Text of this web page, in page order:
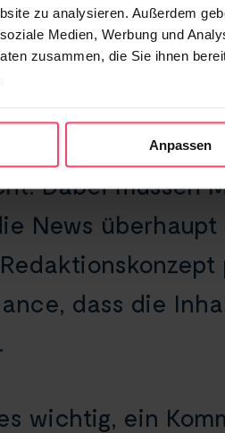
zu analysieren. Außerdem
Medien, Werbung und
zusammen, die Sie ihnen
Anpassen
darüber an
PM berichtet
Dabei müssen
News
dass die
wichtig, ein